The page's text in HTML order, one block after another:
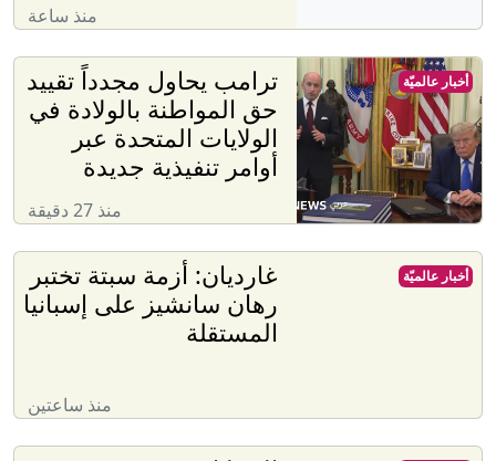
منذ ساعة
ترامب يحاول مجدداً تقييد
حق المواطنة بالولادة في
الولايات المتحدة عبر
أوامر تنفيذية جديدة
منذ 27 دقيقة
أخبار عالميّة
غارديان: أزمة سبتة تختبر
رهان سانشيز على إسبانيا
المستقلة
منذ ساعتين
أخبار عالميّة